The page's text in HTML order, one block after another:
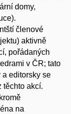
domy,
členové
aktivně
pořádaných
v ČR; tato
editorsky se
těchto akcí.
na